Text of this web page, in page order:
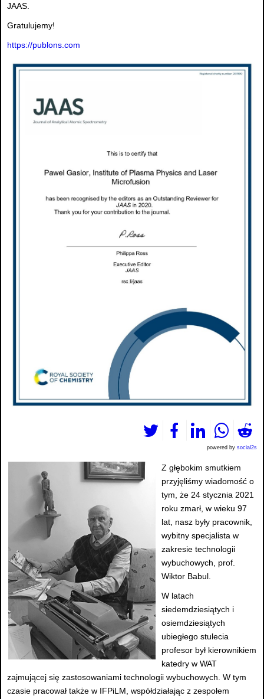
JAAS.
Gratulujemy!
https://publons.com
powered by social2s
Z głębokim smutkiem
przyjęliśmy wiadomość o
tym, że 24 stycznia 2021
roku zmarł, w wieku 97
lat, nasz były pracownik,
wybitny specjalista w
zakresie technologii
wybuchowych, prof.
Wiktor Babul.
W latach
siedemdziesiątych i
osiemdziesiątych
ubiegłego stulecia
profesor był kierownikiem
katedry w WAT
zajmującej się zastosowaniami technologii wybuchowych. W tym
czasie pracował także w IFPiLM, współdziałając z zespołem